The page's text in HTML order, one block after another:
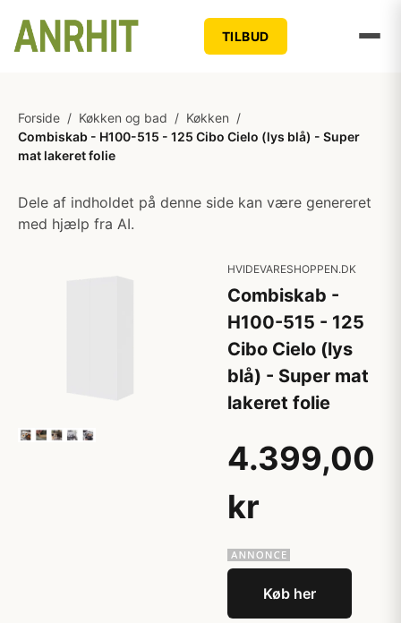
TILBUD
Forside / Køkken og bad / Køkken /
Combiskab - H100-515 - 125 Cibo Cielo (lys blå) - Super
mat lakeret folie
Dele af indholdet på denne side kan være genereret
med hjælp fra AI.
HVIDEVARESHOPPEN.DK
Combiskab -
H100-515 - 125
Cibo Cielo (lys
blå) - Super mat
lakeret folie
4.399,00
kr
Køb her